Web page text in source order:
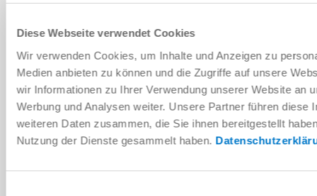
Diese Webseite verwendet Cookies
Wir verwenden Cookies, um Inhalte und Anzeigen zu
Medien anbieten zu können und die Zugriffe auf unsere
wir Informationen zu Ihrer Verwendung unserer Website an
Werbung und Analysen weiter. Unsere Partner führen diese
weiteren Daten zusammen, die Sie ihnen bereitgestellt
Nutzung der Dienste gesammelt haben.
instructions
Download
Download CAD data